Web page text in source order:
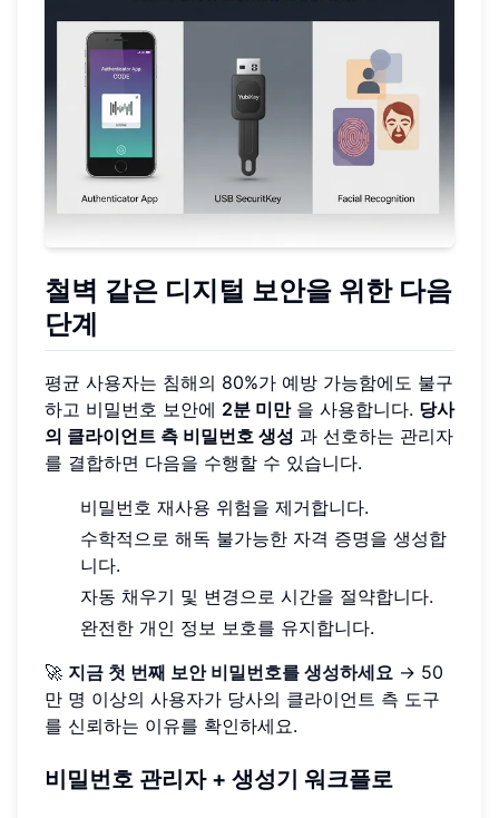
철벽 같은 디지털 보안을 위한 다음
단계
평균 사용자는 침해의 80%가 예방 가능함에도 불구
하고 비밀번호 보안에 2분 미만을 사용합니다. 당사
의 클라이언트 측 비밀번호 생성 과 선호하는 관리자
를 결합하면 다음을 수행할 수 있습니다.
비밀번호 재사용 위험을 제거합니다.
수학적으로 해독 불가능한 자격 증명을 생성합
니다.
자동 채우기 및 변경으로 시간을 절약합니다.
완전한 개인 정보 보호를 유지합니다.
🚀 지금 첫 번째 보안 비밀번호를 생성하세요 → 50
만 명 이상의 사용자가 당사의 클라이언트 측 도구
를 신뢰하는 이유를 확인하세요.
비밀번호 관리자 + 생성기 워크플로